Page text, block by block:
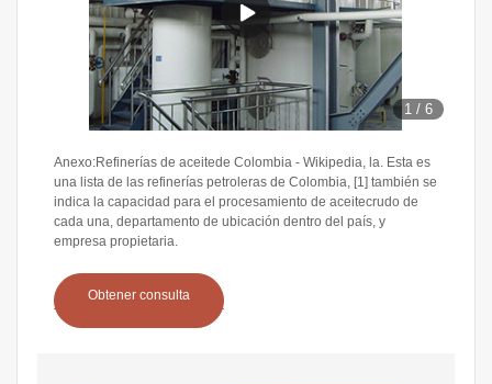
1 /6
Anexo:Refinerías de aceitede Colombia - Wikipedia, la. Esta es
una lista de las refinerías petroleras de Colombia, [1] también se
indica la capacidad para el procesamiento de aceitecrudo de
cada una, departamento de ubicación dentro del país, y
empresa propietaria.
Obtener consulta